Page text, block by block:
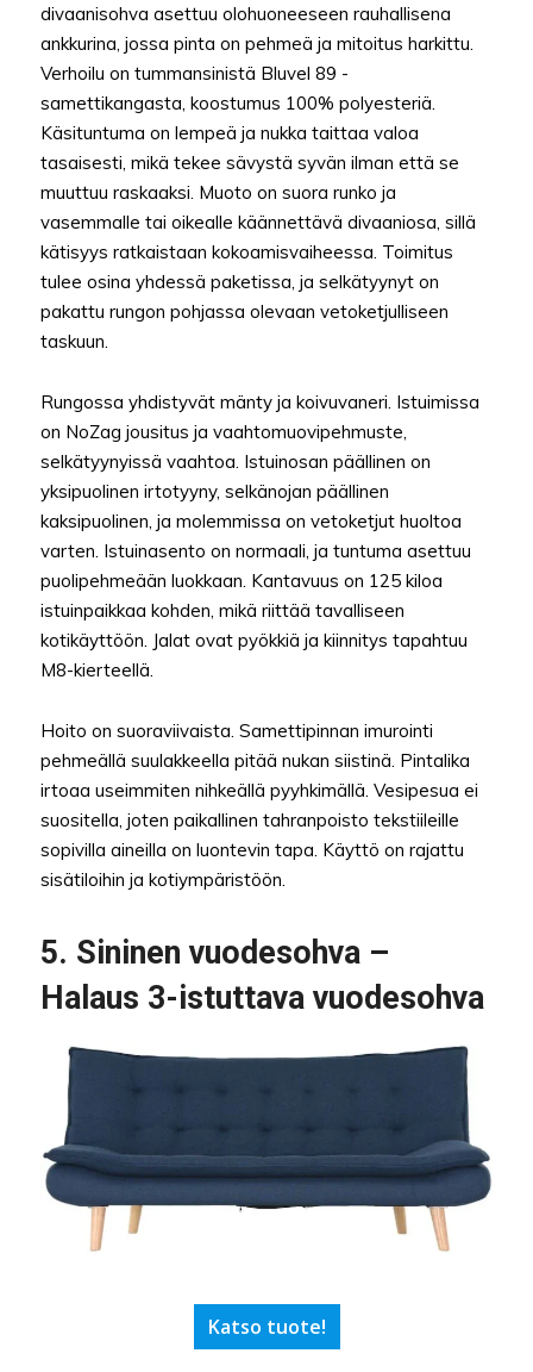
divaanisohva asettuu olohuoneeseen rauhallisena
ankkurina, jossa pinta on pehmeä ja mitoitus harkittu.
Verhoilu on tummansinistä Bluvel 89 -
samettikangasta, koostumus 100% polyesteriä.
Käsituntuma on lempeä ja nukka taittaa valoa
tasaisesti, mikä tekee sävystä syvän ilman että se
muuttuu raskaaksi. Muoto on suora runko ja
vasemmalle tai oikealle käännettävä divaaniosa, sillä
kätisyys ratkaistaan kokoamisvaiheessa. Toimitus
tulee osina yhdessä paketissa, ja selkätyynyt on
pakattu rungon pohjassa olevaan vetoketjulliseen
taskuun.
Rungossa yhdistyvät mänty ja koivuvaneri. Istuimissa
on NoZag jousitus ja vaahtomuovipehmuste,
selkätyynyissä vaahtoa. Istuinosan päällinen on
yksipuolinen irtotyyny, selkänojan päällinen
kaksipuolinen, ja molemmissa on vetoketjut huoltoa
varten. Istuinasento on normaali, ja tuntuma asettuu
puolipehmeään luokkaan. Kantavuus on 125 kiloa
istuinpaikkaa kohden, mikä riittää tavalliseen
kotikäyttöön. Jalat ovat pyökkiä ja kiinnitys tapahtuu
M8-kierteellä.
Hoito on suoraviivaista. Samettipinnan imurointi
pehmeällä suulakkeella pitää nukan siistinä. Pintalika
irtoaa useimmiten nihkeällä pyyhkimällä. Vesipesua ei
suositella, joten paikallinen tahranpoisto tekstiileille
sopivilla aineilla on luontevin tapa. Käyttö on rajattu
sisätiloihin ja kotiympäristöön.
5. Sininen vuodesohva –
Halaus 3-istuttava vuodesohva
Katso tuote!